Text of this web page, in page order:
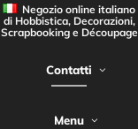
Negozio online italiano
di Hobbistica, Decorazioni,
Scrapbooking e Découpage
Contatti
Menu